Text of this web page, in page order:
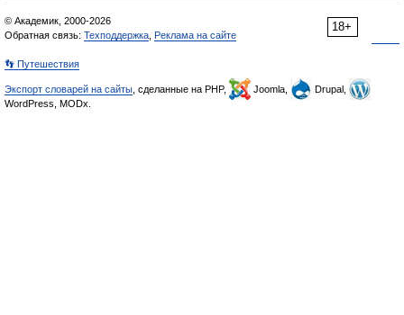
18+
© Академик, 2000-2026
Обратная связь: Техподдержка Реклама на сайте
👣 Путешествия
Экспорт словарей на сайты , сделанные на PHP, Joomla,
Drupal,
WordPress, MODx.